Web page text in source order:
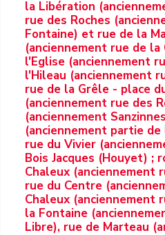
la Libération
rue des Roches
Fontaine) et rue de la
(anciennement rue de la
l'Eglise (anciennement
l'Hileau (anciennement
rue de la Grêle - place
(anciennement rue des
(anciennement
(anciennement partie
rue du Vivier
Bois Jacques (Houyet) ;
Chaleux (anciennement
rue du Centre
Chaleux (anciennement
la Fontaine
Libre), rue de Marteau